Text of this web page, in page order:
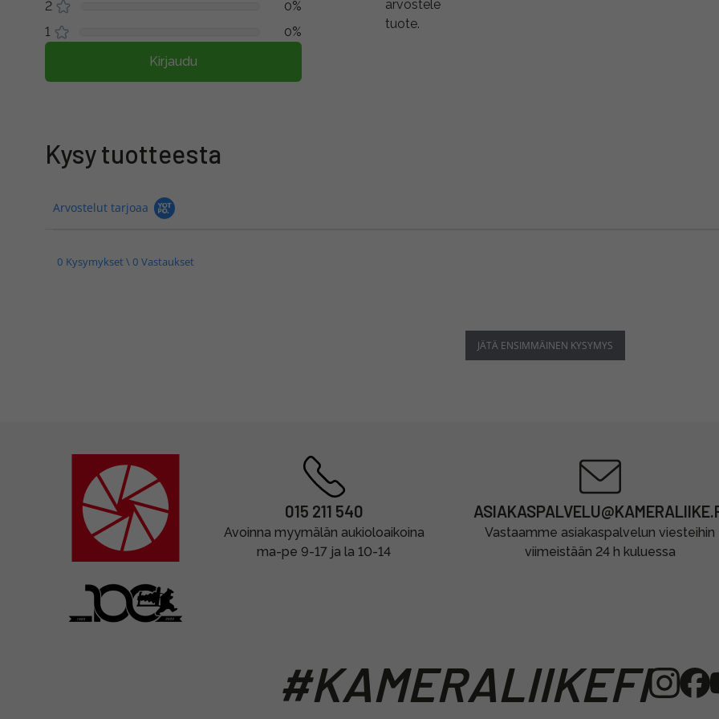
2
0%
1
0%
Kirjaudu
arvostele
tuote.
Kysy tuotteesta
Arvostelut tarjoaa
0 Kysymykset \ 0 Vastaukset
JÄTÄ ENSIMMÄINEN KYSYMYS
015 211 540
Avoinna myymälän aukioloaikoina
ma-pe 9-17 ja la 10-14
Vastaamme asiakaspalvelun viesteihin
viimeistään 24 h kuluessa
#KAMERALIIKEFI